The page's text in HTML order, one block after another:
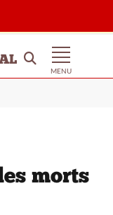
MENU
morts